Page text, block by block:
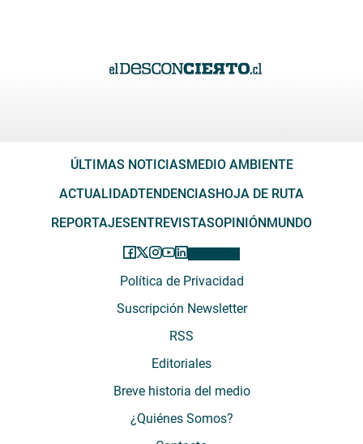
ÚLTIMAS NOTICIASMEDIO AMBIENTE
ACTUALIDADTENDENCIASHOJA DE RUTA
REPORTAJESENTREVISTASOPINIÓNMUNDO
Política de Privacidad
Suscripción Newsletter
RSS
Editoriales
Breve historia del medio
¿Quiénes Somos?